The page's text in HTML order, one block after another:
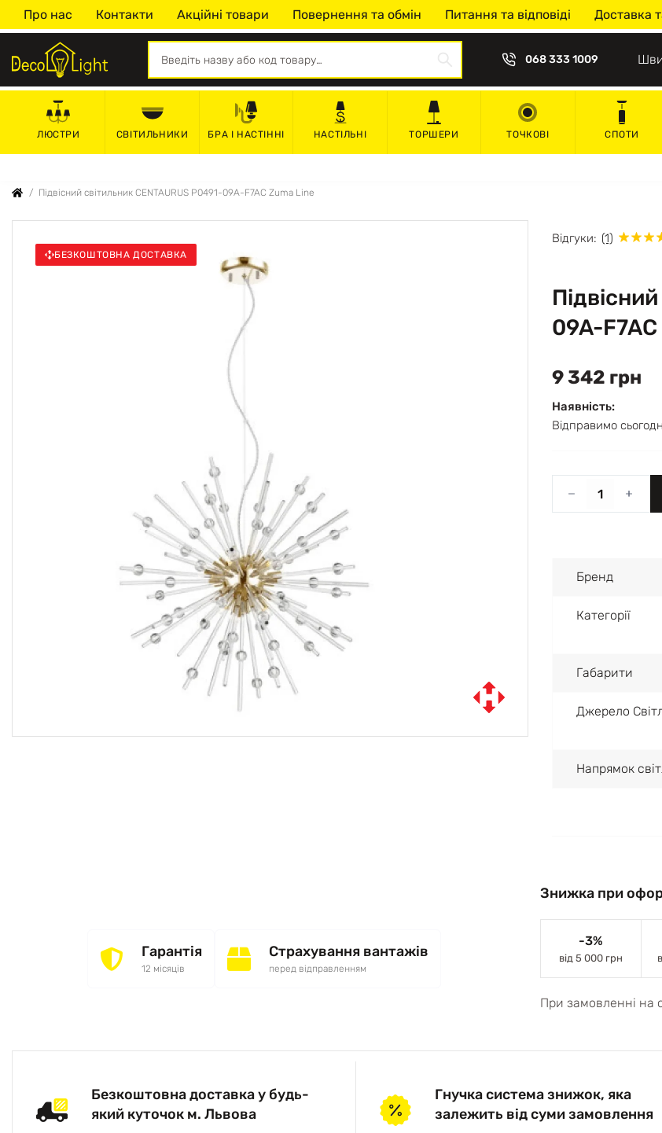
Про нас Контакти Акційні товари Повернення та обмін Питання та відповіді Доставка
068 333 1009
ЛЮСТРИ СВІТИЛЬНИКИ БРА І НАСТІННІ НАСТІЛЬНІ ТОРШЕРИ ТОЧКОВІ СПОТИ
Підвісний світильник CENTAURUS P0491-09A-F7AC Zuma Line
БЕЗКОШТОВНА ДОСТАВКА
Відгуки: (1)
09A-
9 342 грн
Наявність:
Відправимо
Бренд
Категорії
Габарити
Джерело
Напрямок
Гарантія
12 місяців
Страхування вантажів
перед відправленням
Знижка при
-3%
від 5 000 грн
При замовленні на
Безкоштовна доставка у будь-
який куточок м. Львова
Гнучка система знижок, яка
залежить від суми замовлення